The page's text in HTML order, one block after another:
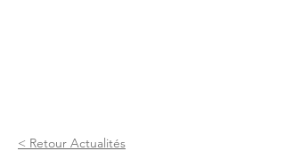
< Retour Actualités